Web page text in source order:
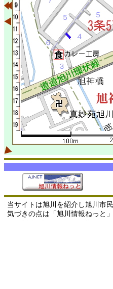
当サイトは旭川を紹介し旭川市
気づきの点は「旭川情報ねっと